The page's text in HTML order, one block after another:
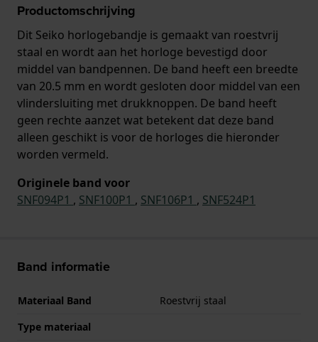
Productomschrijving
Dit Seiko horlogebandje is gemaakt van roestvrij
staal en wordt aan het horloge bevestigd door
middel van bandpennen. De band heeft een breedte
van 20.5 mm en wordt gesloten door middel van een
vlindersluiting met drukknoppen. De band heeft
geen rechte aanzet wat betekent dat deze band
alleen geschikt is voor de horloges die hieronder
worden vermeld.
Originele band voor
SNF094P1 , SNF100P1 , SNF106P1 , SNF524P1
Band informatie
Materiaal Band
Roestvrij staal
Type materiaal